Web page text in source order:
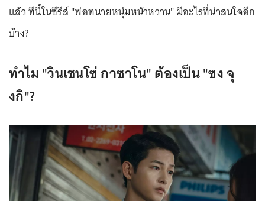
แล้ว ทีนี้ในซีรีส์ "พ่อทนายหนุ่มหน้าหวาน" มีอะไรที่น่าสนใจอีก
บ้าง?
ทำไม "วินเชนโซ่ กาซาโน" ต้องเป็น "ซง จุ
งกิ"?